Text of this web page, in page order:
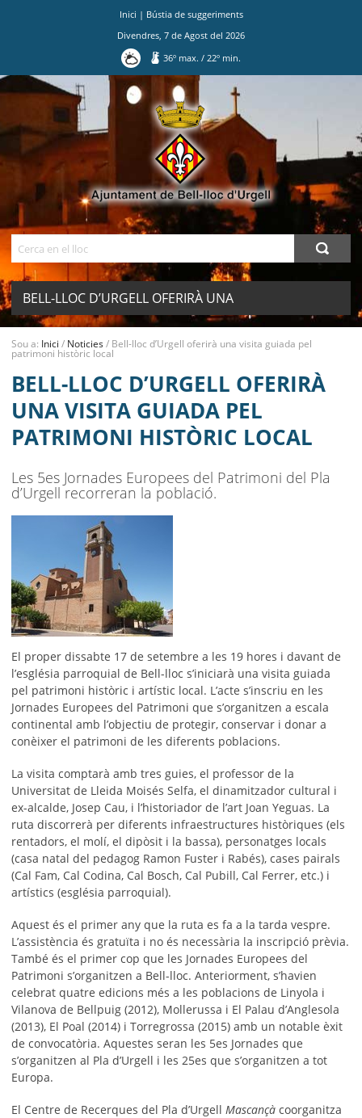
Inici | Bústia de suggeriments
Divendres 7 de Agost del 2026
36º max./ 22º min.
BELL-LLOC D’URGELL OFERIRÀ UNA
VISITA GUIADA PEL PATRIMONI
AJUNTAMENT
MUNICIPI
SEU ELECTRÒNICA
BELL-LLOC SOLUCIONA
Sou a: Inici / Noticies/ Bell-lloc d’Urgell oferirà una visita guiada pel
patrimoni històric local
BELL-LLOC D’URGELL OFERIRÀ
UNA VISITA GUIADA PEL
PATRIMONI HISTÒRIC LOCAL
Les 5es Jornades Europees del Patrimoni del Pla
d’Urgell recorreran la població.
El proper dissabte 17 de setembre a les 19 hores i davant de
l’església parroquial de Bell-lloc s’iniciarà una visita guiada
pel patrimoni històric i artístic local. L’acte s’inscriu en les
Jornades Europees del Patrimoni que s’organitzen a escala
continental amb l’objectiu de protegir, conservar i donar a
conèixer el patrimoni de les diferents poblacions.
La visita comptarà amb tres guies, el professor de la
Universitat de Lleida Moisés Selfa, el dinamitzador cultural i
ex-alcalde, Josep Cau, i l’historiador de l’art Joan Yeguas. La
ruta discorrerà per diferents infraestructures històriques (els
rentadors, el molí, el dipòsit i la bassa), personatges locals
(casa natal del pedagog Ramon Fuster i Rabés), cases pairals
(Cal Fam, Cal Codina, Cal Bosch, Cal Pubill, Cal Ferrer, etc.) i
artístics (església parroquial).
Aquest és el primer any que la ruta es fa a la tarda vespre.
L’assistència és gratuïta i no és necessària la inscripció prèvia.
També és el primer cop que les Jornades Europees del
Patrimoni s’organitzen a Bell-lloc. Anteriorment, s’havien
celebrat quatre edicions més a les poblacions de Linyola i
Vilanova de Bellpuig (2012), Mollerussa i El Palau d’Anglesola
(2013), El Poal (2014) i Torregrossa (2015) amb un notable èxit
de convocatòria. Aquestes seran les 5es Jornades que
s’organitzen al Pla d’Urgell i les 25es que s’organitzen a tot
Europa.
El Centre de Recerques del Pla d’Urgell Mascançà coorganitza